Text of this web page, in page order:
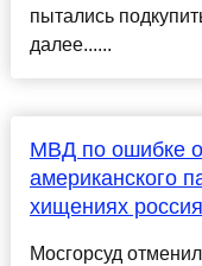
пытались
далее......
МВД по ошибке
американского
хищениях
Мосгорсуд